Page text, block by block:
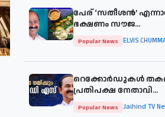
പേര് ‘സതീശന്‍’
ഭക്ഷണം സൗജ...
Popular News ELVIS
റെക്കോർഡുകൾ
പ്രതിപക്ഷ നേതാവി...
Popular News Jaihind TV